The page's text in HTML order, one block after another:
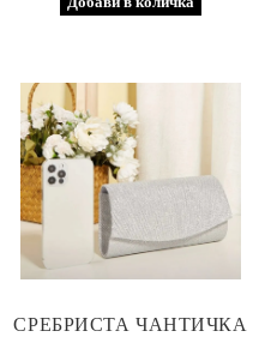
СРЕБРИСТА ЧАНТИЧКА